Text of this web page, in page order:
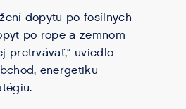
dopytu po fosílnych
po rope a zemnom
pretrvávať,“ uviedlo
energetiku